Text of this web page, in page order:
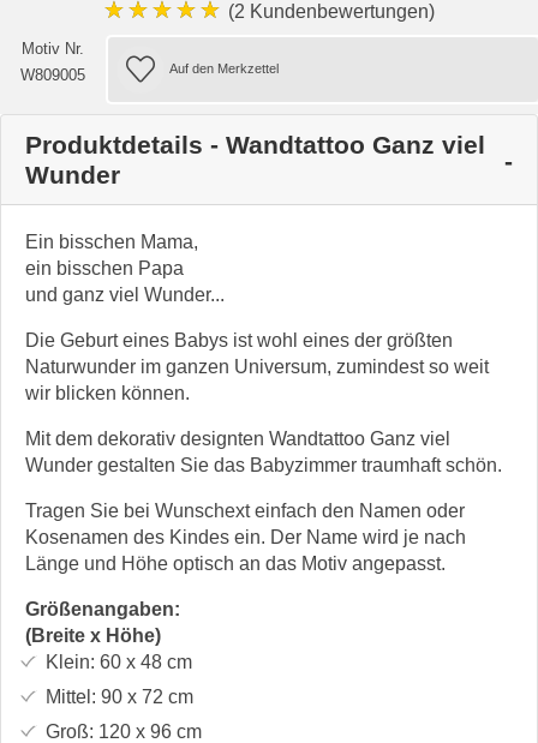
★★★★★ (2 Kundenbewertungen)
Motiv Nr.
W809005
Produktdetails - Wandtattoo Ganz viel
Wunder
Ein bisschen Mama,
ein bisschen Papa
und ganz viel Wunder...
Die Geburt eines Babys ist wohl eines der größten
Naturwunder im ganzen Universum, zumindest so weit
wir blicken können.
Mit dem dekorativ designten Wandtattoo Ganz viel
Wunder gestalten Sie das Babyzimmer traumhaft schön.
Tragen Sie bei Wunschext einfach den Namen oder
Kosenamen des Kindes ein. Der Name wird je nach
Länge und Höhe optisch an das Motiv angepasst.
Größenangaben:
(Breite x Höhe)
Klein: 60 x 48cm
Mittel: 90 x 72 cm
Groß: 120 x 96cm